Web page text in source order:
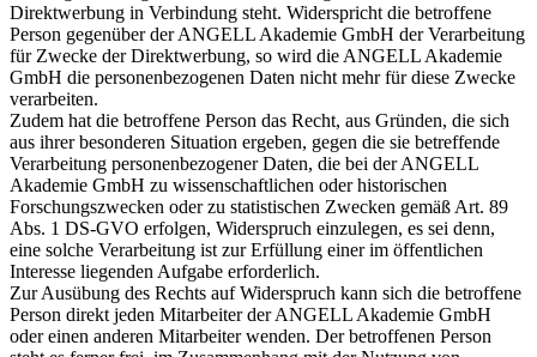
Direktwerbung in Verbindung steht. Widerspricht die betroffene
Person gegenüber der ANGELL Akademie GmbH der Verarbeitung
für Zwecke der Direktwerbung, so wird die ANGELL Akademie
GmbH die personenbezogenen Daten nicht mehr für diese Zwecke
verarbeiten.
Zudem hat die betroffene Person das Recht, aus Gründen, die sich
aus ihrer besonderen Situation ergeben, gegen die sie betreffende
Verarbeitung personenbezogener Daten, die bei der ANGELL
Akademie GmbH zu wissenschaftlichen oder historischen
Forschungszwecken oder zu statistischen Zwecken gemäß Art. 89
Abs. 1 DS-GVO erfolgen, Widerspruch einzulegen, es sei denn,
eine solche Verarbeitung ist zur Erfüllung einer im öffentlichen
Interesse liegenden Aufgabe erforderlich.
Zur Ausübung des Rechts auf Widerspruch kann sich die betroffene
Person direkt jeden Mitarbeiter der ANGELL Akademie GmbH
oder einen anderen Mitarbeiter wenden. Der betroffenen Person